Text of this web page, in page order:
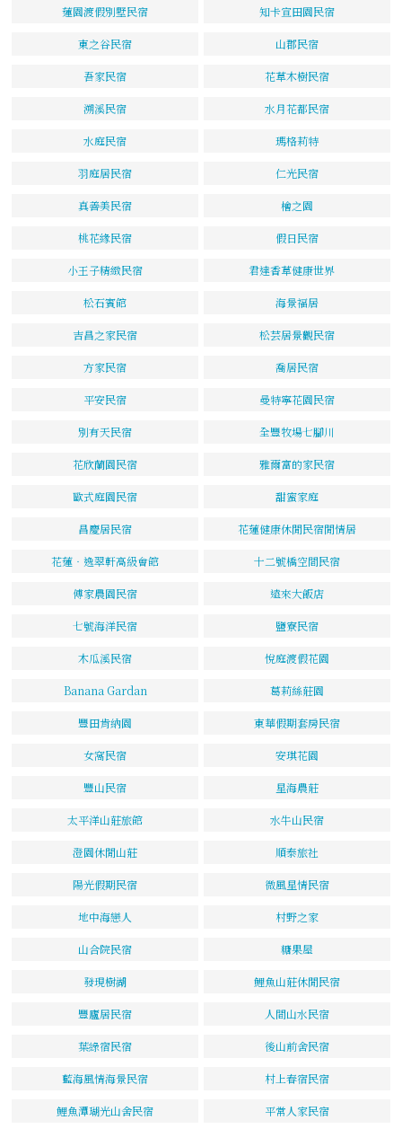
蓮園渡假別墅民宿 知卡宣田園民宿
東之谷民宿 山郡民宿
吾家民宿 花草木樹民宿
溯溪民宿 水月花都民宿
水庭民宿 瑪格莉特
羽庭居民宿 仁光民宿
真善美民宿 檜之園
桃花緣民宿 假日民宿
小王子精緻民宿 君達香草健康世界
松石賓館 海景福居
吉昌之家民宿 松芸居景觀民宿
方家民宿 喬居民宿
平安民宿 曼特寧花園民宿
別有天民宿 全豐牧場七腳川
花欣蘭園民宿 雅爾富的家民宿
歐式庭園民宿 甜蜜家庭
昌慶居民宿 花蓮健康休閒民宿閒情居
花蓮‧逸翠軒高級會館 十二號橋空間民宿
傅家農園民宿 遠來大飯店
七號海洋民宿 鹽寮民宿
木瓜溪民宿 悅庭渡假花園
Banana Gardan 葛莉絲莊園
豐田肯納園 東華假期套房民宿
女窩民宿 安琪花園
豐山民宿 星海農莊
太平洋山莊旅館 水牛山民宿
澄園休閒山莊 順泰旅社
陽光假期民宿 微風星情民宿
地中海戀人 村野之家
山合院民宿 糖果屋
發現樹湖 鯉魚山莊休閒民宿
豐廬居民宿 人間山水民宿
葉綠宿民宿 後山前舍民宿
藍海風情海景民宿 村上春宿民宿
鯉魚潭瑚光山舍民宿 平常人家民宿